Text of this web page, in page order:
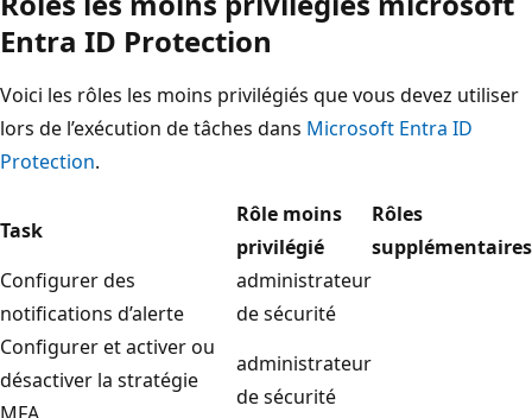
Entra ID Protection
Voici les rôles les moins privilégiés que vous devez utiliser
lors de l’exécution de tâches dans Microsoft Entra ID
Protection.
Task
Rôle moins
privilégié
Rôles
supplémentaires
Configurer des
notifications d’alerte
administrateur
de sécurité
Configurer et activer ou
désactiver la stratégie
MFA
administrateur
de sécurité